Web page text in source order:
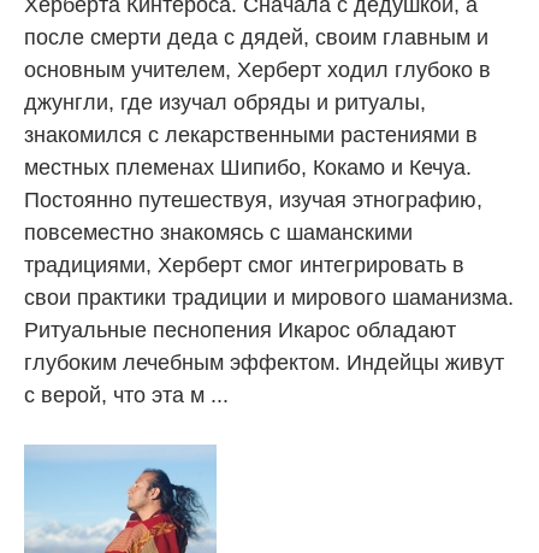
после смерти деда с дядей, своим главным и
основным учителем, Херберт ходил глубоко в
джунгли, где изучал обряды и ритуалы,
знакомился с лекарственными растениями в
местных племенах Шипибо, Кокамо и Кечуа.
Постоянно путешествуя, изучая этнографию,
повсеместно знакомясь с шаманскими
традициями, Херберт смог интегрировать в
свои практики традиции и мирового шаманизма.
Ритуальные песнопения Икарос обладают
глубоким лечебным эффектом. Индейцы живут
с верой, что эта м ...